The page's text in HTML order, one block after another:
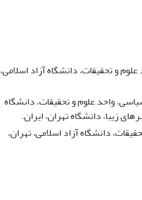
و تحقیقات، دانشگاه آزاد اسلامی،
واحد علوم و تحقیقات، دانشگاه
زیبا، دانشگاه تهران، ایران.
دانشگاه آزاد اسلامی، تهران،